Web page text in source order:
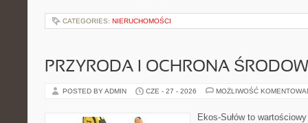
CATEGORIES: NIERUCHOMOŚCI
PRZYRODA I OCHRONA
POSTED BY ADMIN CZE - 27 - 2026 MOŻLIWOŚĆ
Ekos-Sułów to